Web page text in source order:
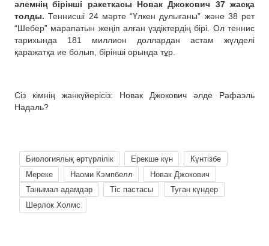
әлемнің бірінші ракеткасы Новак Джокович 37 жасқа
толды. Теннисші 24 мәрте “Үлкен дулығаны” және 38 рет
“Шебер” марапатын жеңіп алған үздіктердің бірі. Ол теннис
тарихында 181 миллион доллардан астам жүлделі
қаражатқа ие болып, бірінші орында тұр.
Сіз кімнің жанкүйерісіз: Новак Джокович әлде Рафаэль
Надаль?
Биологиялық әртүрлілік Ерекше күн
Күнтізбе
Мереке
Наоми Кэмпбелл
Новак Джокович
Танымал адамдар
Тіс пастасы
Туған күндер
Шерлок Холмс